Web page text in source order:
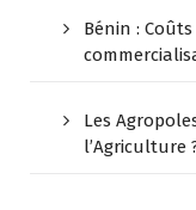
Bénin :
Les
l’Agriculture